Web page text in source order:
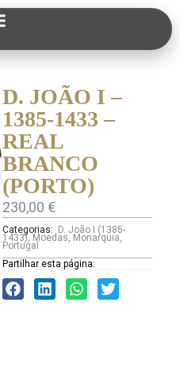
D. JOÃO I –
1385-1433 –
REAL
BRANCO
(PORTO)
230,00 €
Categorias: D. João I (1385-
1433), Moedas, Monarquia,
Portugal
Partilhar esta página: